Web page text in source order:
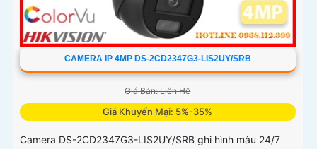
CAMERA IP 4MP DS-2CD2347G3-LIS2UY/SRB
Giá Bán: Liên Hệ
Giá Khuyến Mại: 5%-35%
Camera DS-2CD2347G3-LIS2UY/SRB ghi hình màu 24/7